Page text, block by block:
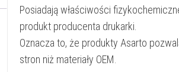
Posiadają właściwości
produkt producenta drukarki.
Oznacza to, że produkty Asarto
stron niż materiały OEM.